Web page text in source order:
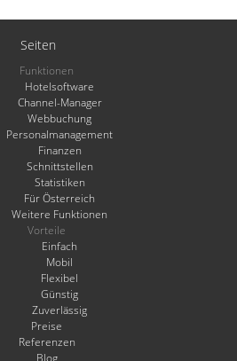
Seiten
Funktionen
Hotelsoftware
Channel-Manager
Webbuchung
Personalmanagement
Finanzen
Schnittstellen
Statistiken
Für Österreich
Weitere Funktionen
Vorteile
Einfach
Mobil
Flexibel
Günstig
Zuverlässig
Preise
Referenzen
Blog